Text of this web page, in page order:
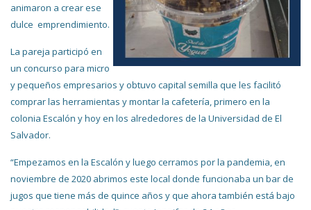
animaron a crear ese
dulce emprendimiento.
La pareja participó en
un concurso para micro
y pequeños empresarios y obtuvo capital semilla que les facilitó
comprar las herramientas y montar la cafetería, primero en la
colonia Escalón y hoy en los alrededores de la Universidad de El
Salvador.
“Empezamos en la Escalón y luego cerramos por la pandemia, en
noviembre de 2020 abrimos este local donde funcionaba un bar de
jugos que tiene más de quince años y que ahora también está bajo